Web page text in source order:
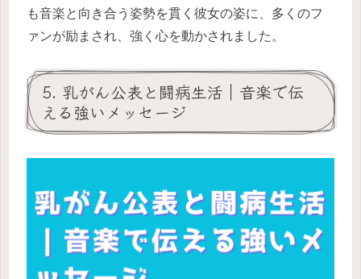
も音楽と向き合う姿勢を貫く彼女の姿に、多くのフ
ァンが励まされ、強く心を動かされました。
5. 乳がん公表と闘病生活｜音楽で伝
える強いメッセージ